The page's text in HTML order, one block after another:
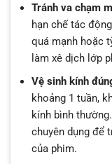
Tránh va chạm
hạn chế tác
quá mạnh hoặc
làm xê dịch lớp
Vệ sinh kính
khoảng 1 tuần,
kính bình
chuyên dụng để
của phim.